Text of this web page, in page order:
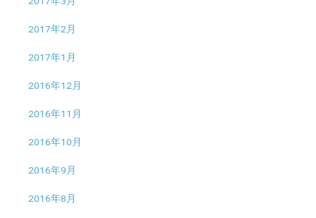
2017年2月
2017年1月
2016年12月
2016年11月
2016年10月
2016年9月
2016年8月